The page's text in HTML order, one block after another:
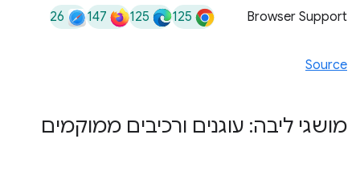
Browser Support
125
125
147
26
Source
מושגי ליבה: עוגנים ורכיבים ממוקמים